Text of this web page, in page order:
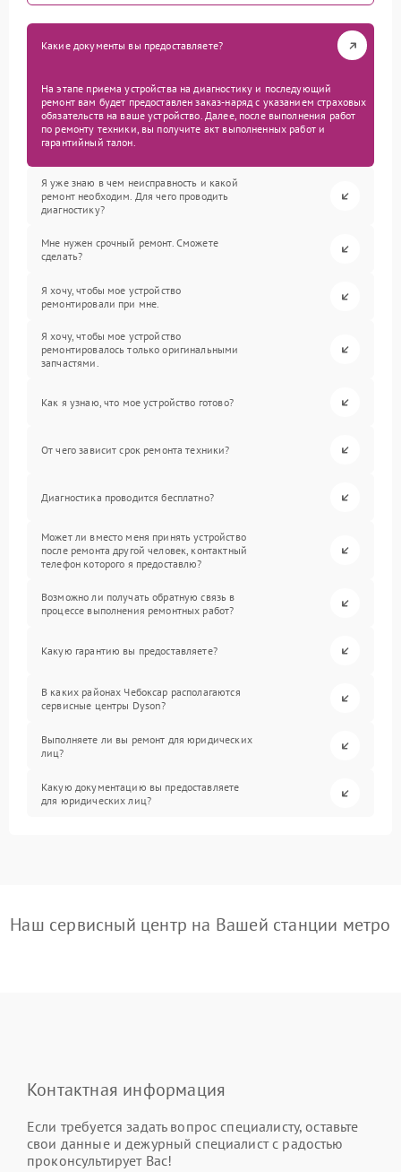
Какие документы вы предоставляете?
На этапе приема устройства на диагностику и последующий
ремонт вам будет предоставлен заказ-наряд с указанием страховых
обязательств на ваше устройство. Далее, после выполнения работ
по ремонту техники, вы получите акт выполненных работ и
гарантийный талон.
Я уже знаю в чем неисправность и какой
ремонт необходим. Для чего проводить
диагностику?
Мне нужен срочный ремонт. Сможете
сделать?
Я хочу, чтобы мое устройство
ремонтировали при мне.
Я хочу, чтобы мое устройство
ремонтировалось только оригинальными
запчастями.
Как я узнаю, что мое устройство готово?
От чего зависит срок ремонта техники?
Диагностика проводится бесплатно?
Может ли вместо меня принять устройство
после ремонта другой человек, контактный
телефон которого я предоставлю?
Возможно ли получать обратную связь в
процессе выполнения ремонтных работ?
Какую гарантию вы предоставляете?
В каких районах Чебоксар располагаются
сервисные центры Dyson?
Выполняете ли вы ремонт для юридических
лиц?
Какую документацию вы предоставляете
для юридических лиц?
Наш сервисный центр на Вашей станции метро
Контактная информация
Если требуется задать вопрос специалисту, оставьте
свои данные и дежурный специалист с радостью
проконсультирует Вас!